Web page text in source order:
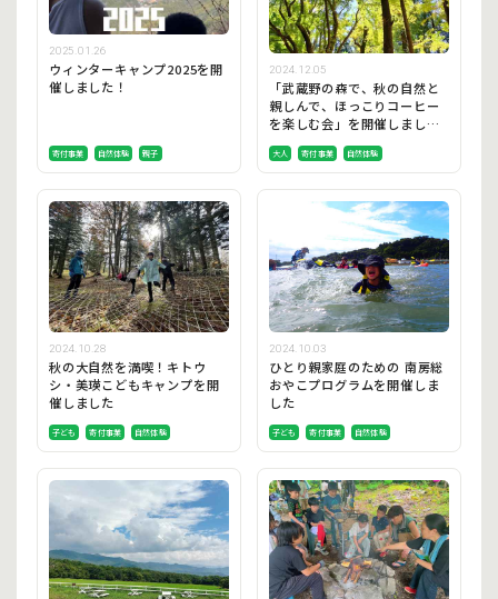
2025.01.26
ウィンターキャンプ2025を開
催しました！
寄付事業 自然体験 親子
2024.12.05
「武蔵野の森で、秋の自然と
親しんで、ほっこりコーヒー
を楽しむ会」を開催しまし
大人 寄付事業 自然体験
2024.10.28
秋の大自然を満喫！キトウ
シ・美瑛こどもキャンプを開
催しました
子ども 寄付事業 自然体験
2024.10.03
ひとり親家庭のための 南房総
おやこプログラムを開催しま
した
子ども 寄付事業 自然体験